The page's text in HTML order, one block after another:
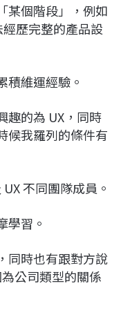
某個階段」，例如
歷完整的產品設
積維運經驗。
趣的為 UX，同時
候我羅列的條件有
不同團隊成員。
學習。
同時也有跟對方說
公司類型的關係